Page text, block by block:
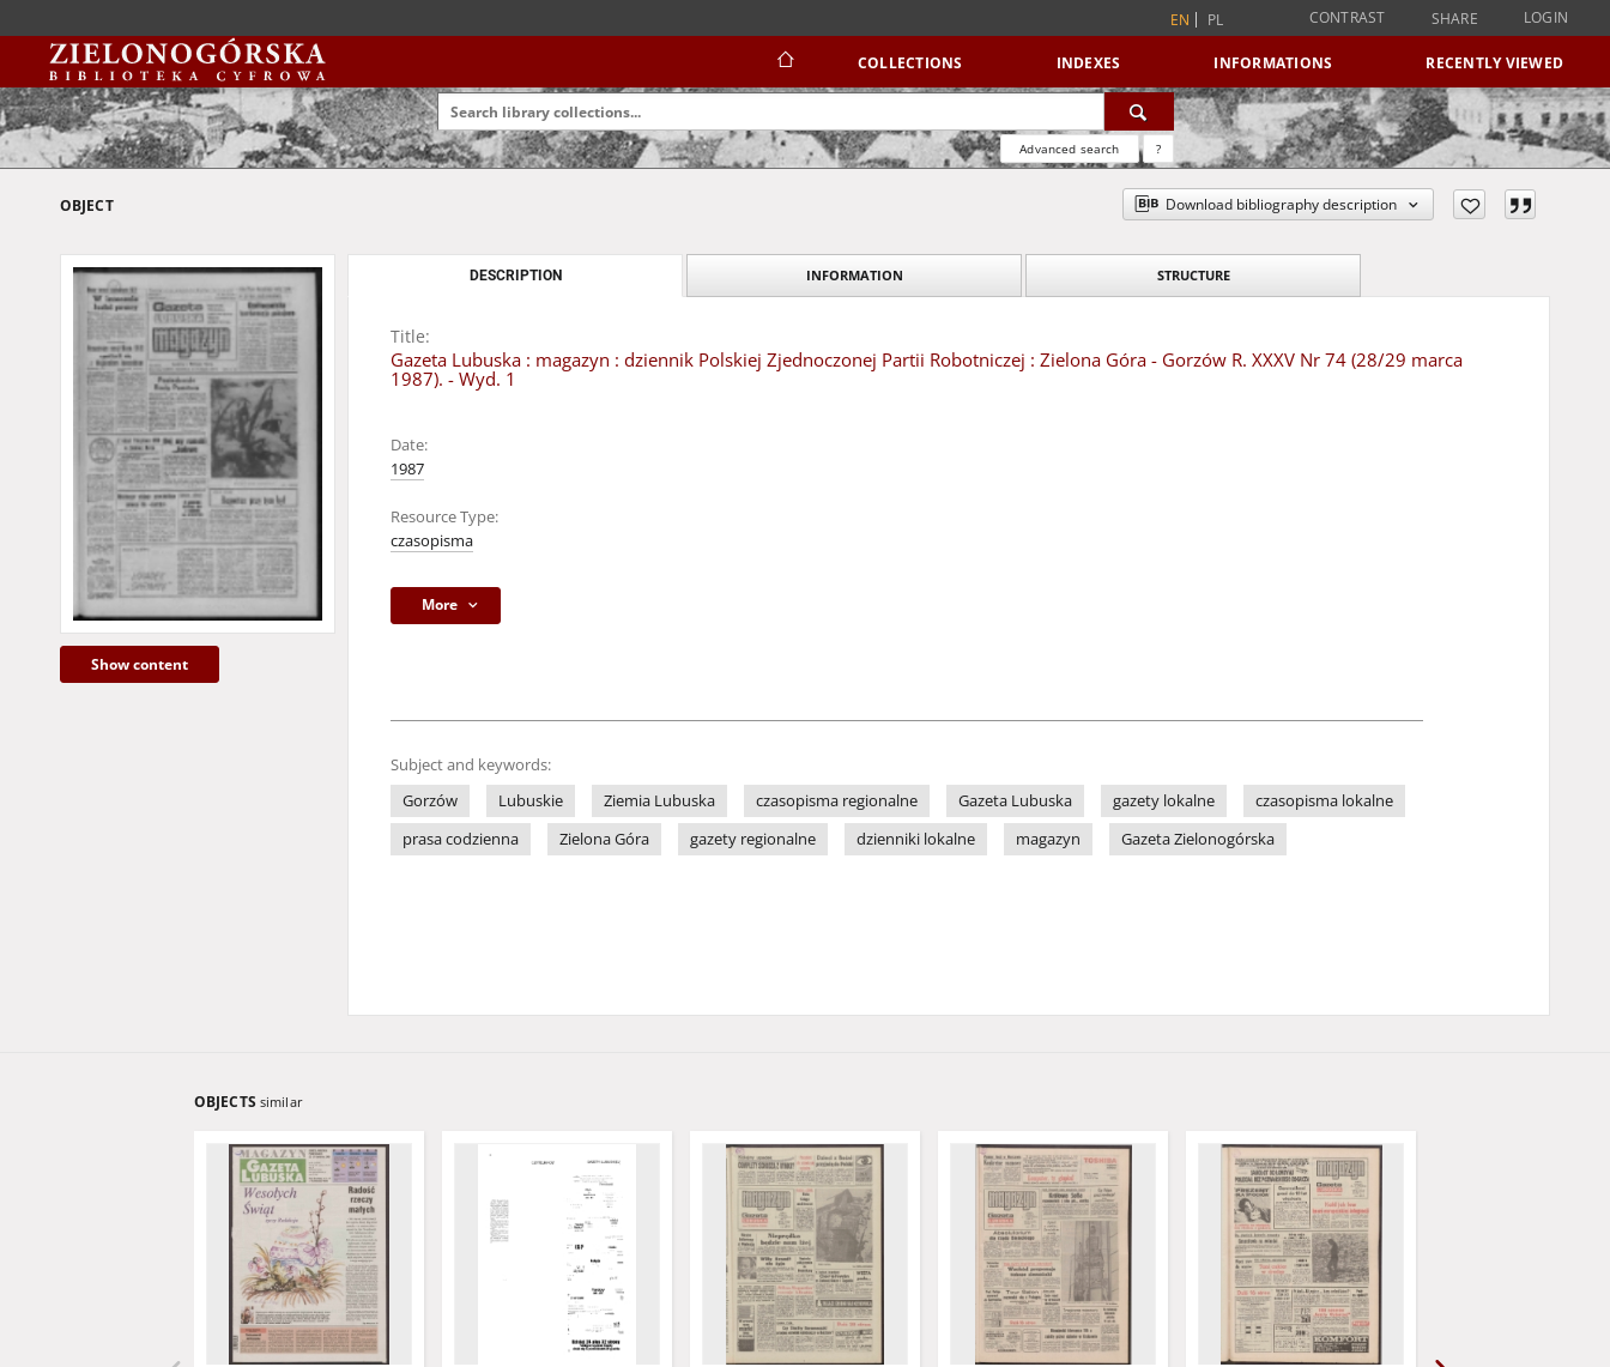
EN PL CONTRAST SHARE LOGIN
COLLECTIONS INDEXES INFORMATIONS RECENTLY VIEWED
Advanced search ?
OBJECT Download bibliography description
Show content
DESCRIPTION INFORMATION STRUCTURE
Title:
Gazeta Lubuska : magazyn : dziennik Polskiej Zjednoczonej Partii Robotniczej : Zielona Góra - Gorzów R. XXXV Nr 74 (28/29 marca
1987). - Wyd. 1
Date:
1987
Resource Type:
czasopisma
More
Subject and keywords:
Gorzów
Lubuskie Ziemia Lubuska czasopisma regionalne Gazeta Lubuska gazety lokalne
czasopisma lokalne
prasa codzienna
Zielona Góra gazety regionalne dzienniki lokalne magazyn Gazeta Zielonogórska
OBJECTS similar